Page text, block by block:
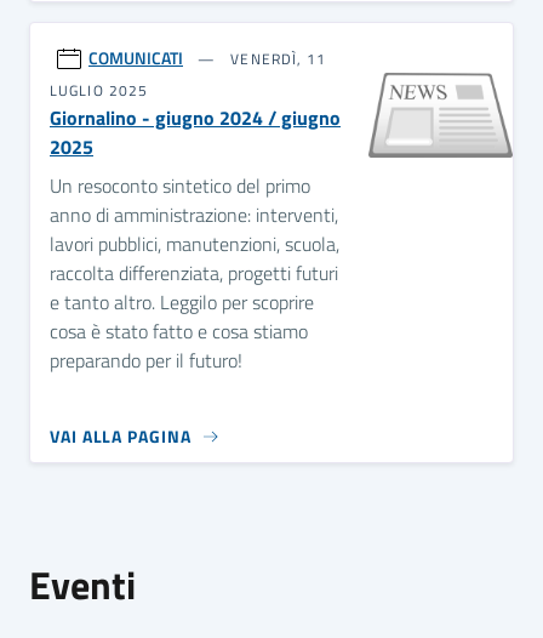
COMUNICATI
VENERDÌ, 11
LUGLIO 2025
Giornalino - giugno 2024 / giugno
2025
Un resoconto sintetico del primo
anno di amministrazione: interventi,
lavori pubblici, manutenzioni, scuola,
raccolta differenziata, progetti futuri
e tanto altro. Leggilo per scoprire
cosa è stato fatto e cosa stiamo
preparando per il futuro!
VAI ALLA PAGINA
Eventi